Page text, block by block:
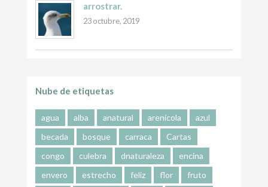
arrostrar.
23 octubre, 2019
Nube de etiquetas
agua alba anatural arenícola
azul
becada
bosque carraca
Cartas
congo
culebra dnaturaleza
encina
envero
estrecho feliz flor
fruto